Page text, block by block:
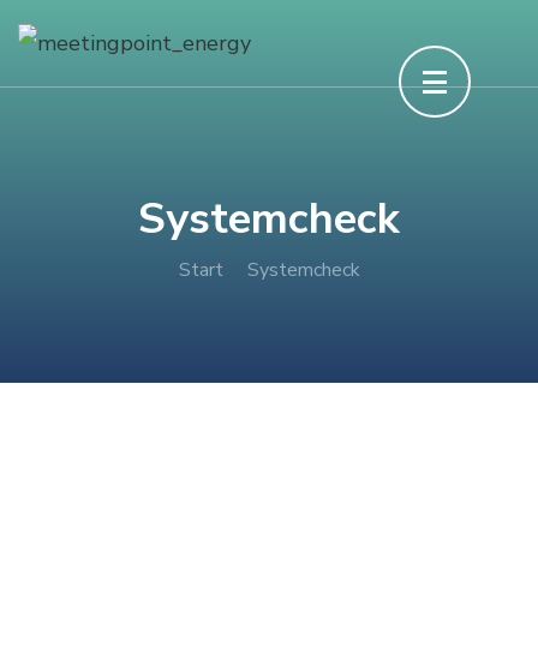
Systemcheck
Start Systemcheck